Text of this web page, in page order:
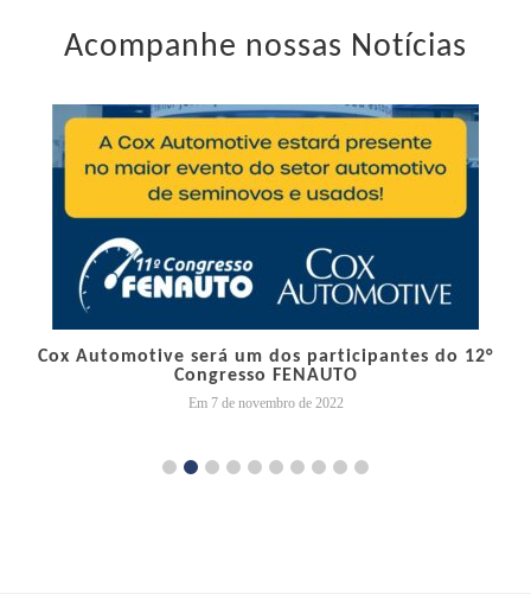
Acompanhe nossas Notícias
Cox Automotive será um dos participantes do 12°
Congresso FENAUTO
Em 7 de novembro de 2022